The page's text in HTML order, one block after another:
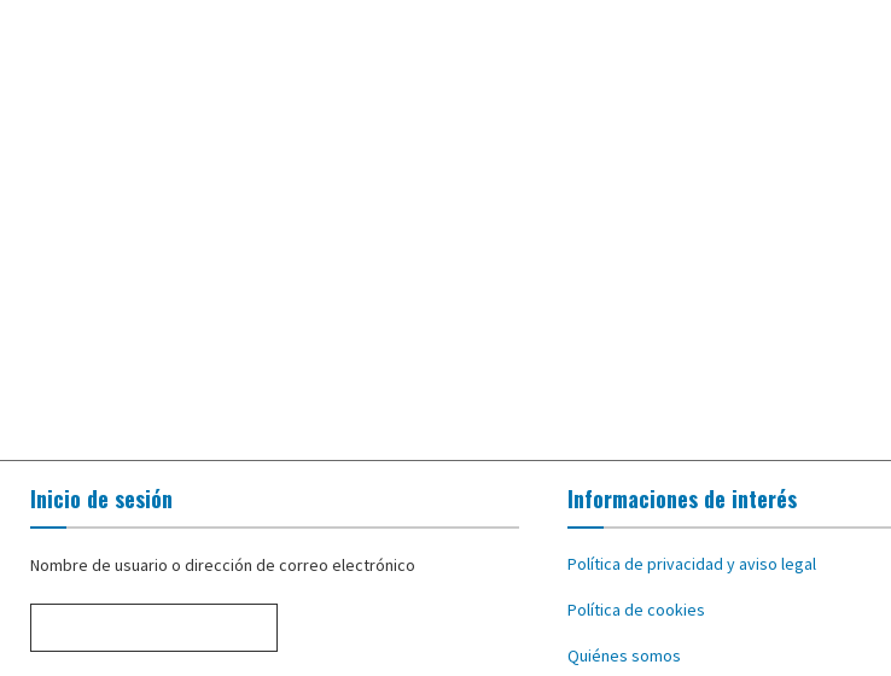
Inicio de sesión
Nombre de usuario o dirección de correo electrónico
Informaciones de interés
Política de privacidad y aviso legal
Política de cookies
Quiénes somos